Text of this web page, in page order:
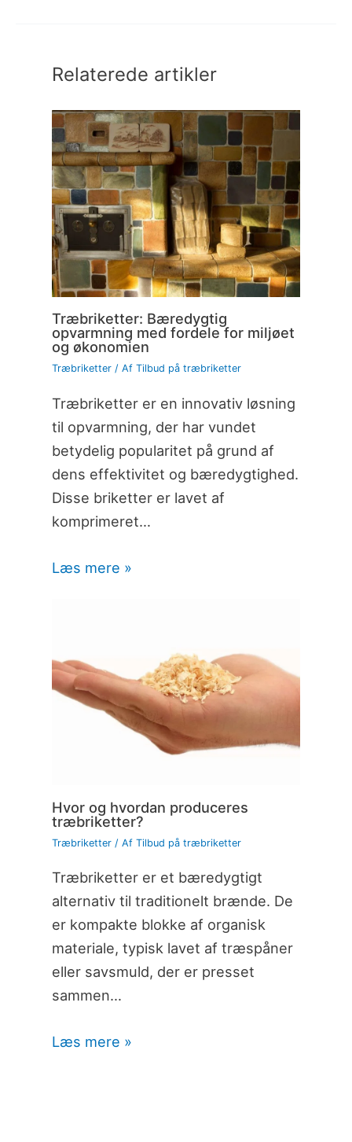
Relaterede artikler
Træbriketter: Bæredygtig
opvarmning med fordele for miljøet
og økonomien
Træbriketter/ Af Tilbud på træbriketter
Træbriketter er en innovativ løsning
til opvarmning, der har vundet
betydelig popularitet på grund af
dens effektivitet og bæredygtighed.
Disse briketter er lavet af
komprimeret…
Læs mere »
Hvor og hvordan produceres
træbriketter?
Træbriketter/ Af Tilbud på træbriketter
Træbriketter er et bæredygtigt
alternativ til traditionelt brænde. De
er kompakte blokke af organisk
materiale, typisk lavet af træspåner
eller savsmuld, der er presset
sammen…
Læs mere »